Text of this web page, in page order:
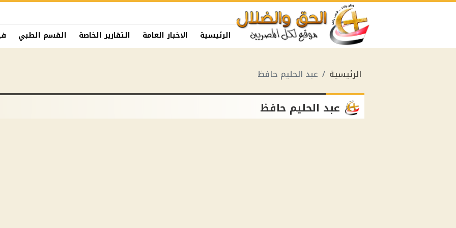
الرئيسية الاخبار العامة التقارير الخاصة القسم الطبي
الرئيسية عبد الحليم حافظ
عبد الحليم حافظ